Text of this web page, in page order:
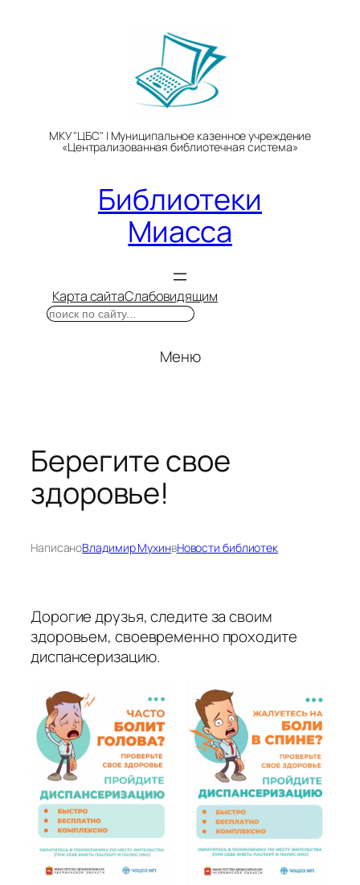
МКУ "ЦБС" | Муниципальное казенное учреждение
«Централизованная библиотечная система»
Библиотеки
Миасса
Карта сайтаСлабовидящим
Поиск
Меню
Берегите свое
здоровье!
НаписаноВладимир МухинвНовости библиотек
Дорогие друзья, следите за своим
здоровьем, своевременно проходите
диспансеризацию.